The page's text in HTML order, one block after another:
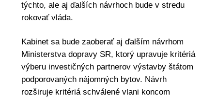
týchto, ale aj ďalších návrhoch bude v stredu
rokovať vláda.
Kabinet sa bude zaoberať aj ďalším návrhom
Ministerstva dopravy SR, ktorý upravuje kritériá
výberu investičných partnerov výstavby štátom
podporovaných nájomných bytov. Návrh
rozširuje kritériá schválené vlani koncom